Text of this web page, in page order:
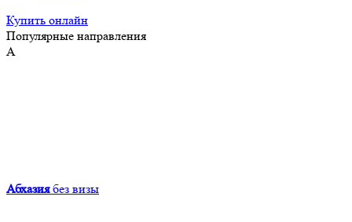
Купить онлайн
Популярные направления
А
Абхазия без визы